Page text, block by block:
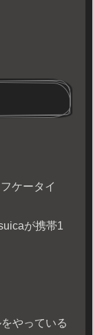
ケータイ
が携帯1
やっている